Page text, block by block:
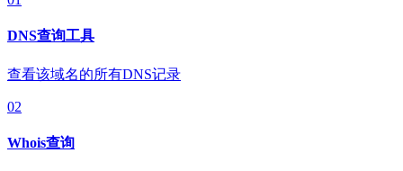
DNS查询工具
查看该域名的所有DNS记录
02
Whois查询